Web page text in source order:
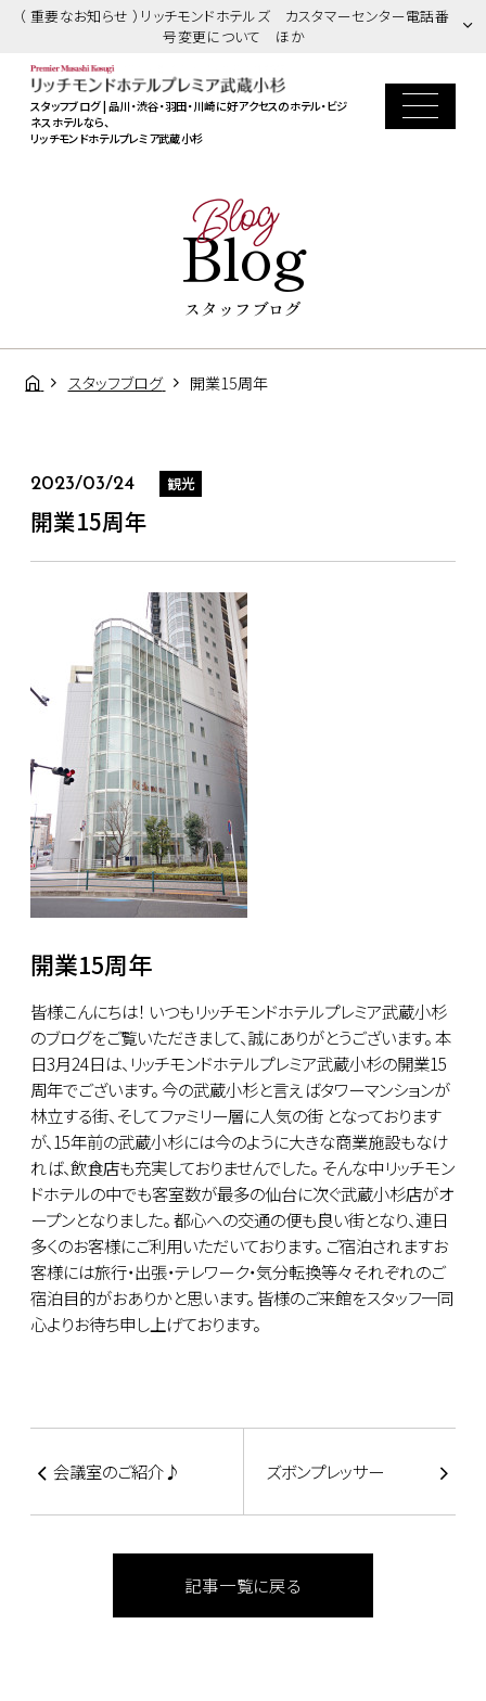
（ 重要なお知らせ ）リッチモンドホテルズ カスタマーセンター電話番
号変更について ほか
スタッフブログ | 品川・渋谷・羽田・川崎に好アクセスのホテル・ビジ
ネスホテルなら、
リッチモンドホテルプレミア武蔵小杉
Blog
Blog
スタッフブログ
スタッフブログ 開業15周年
2023/03/24 観光
開業15周年
開業15周年
皆様こんにちは！ いつもリッチモンドホテルプレミア武蔵小杉
のブログをご覧いただきまして、誠にありがとうございます。 本
日3月24日は、リッチモンドホテルプレミア武蔵小杉の開業15
周年でございます。 今の武蔵小杉と言えばタワーマンションが
林立する街、そしてファミリー層に人気の街 となっております
が、15年前の武蔵小杉には今のように大きな商業施設もなけ
れば、飲食店も充実しておりませんでした。 そんな中リッチモン
ドホテルの中でも客室数が最多の仙台に次ぐ武蔵小杉店がオ
ープンとなりました。 都心への交通の便も良い街となり、連日
多くのお客様にご利用いただいております。 ご宿泊されますお
客様には旅行・出張・テレワーク・気分転換等々それぞれのご
宿泊目的がおありかと思います。 皆様のご来館をスタッフ一同
心よりお待ち申し上げております。
会議室のご紹介♪ ズボンプレッサー
記事一覧に戻る